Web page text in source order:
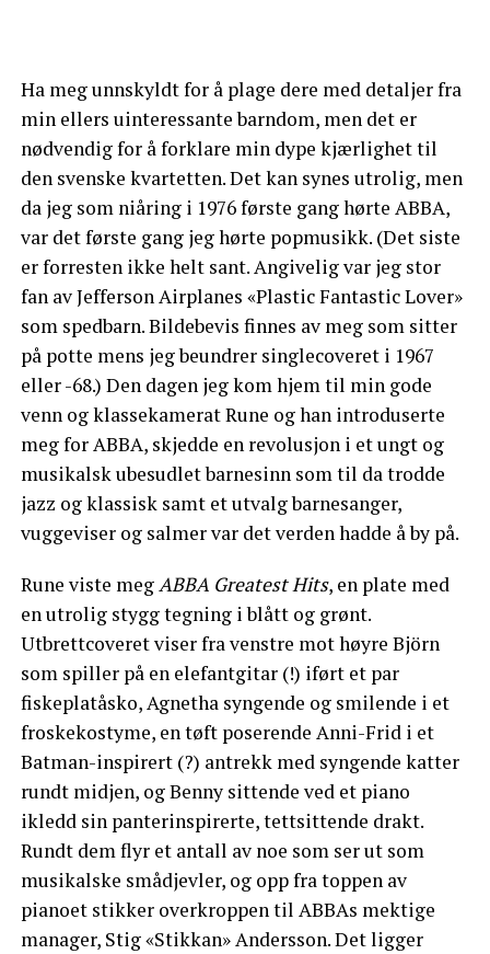
Ha meg unnskyldt for å plage dere med detaljer fra
min ellers uinteressante barndom, men det er
nødvendig for å forklare min dype kjærlighet til
den svenske kvartetten. Det kan synes utrolig, men
da jeg som niåring i 1976 første gang hørte ABBA,
var det første gang jeg hørte popmusikk. (Det siste
er forresten ikke helt sant. Angivelig var jeg stor
fan av Jefferson Airplanes «Plastic Fantastic Lover»
som spedbarn. Bildebevis finnes av meg som sitter
på potte mens jeg beundrer singlecoveret i 1967
eller -68.) Den dagen jeg kom hjem til min gode
venn og klassekamerat Rune og han introduserte
meg for ABBA, skjedde en revolusjon i et ungt og
musikalsk ubesudlet barnesinn som til da trodde
jazz og klassisk samt et utvalg barnesanger,
vuggeviser og salmer var det verden hadde å by på.
Rune viste megABBA Greatest Hits, en plate med
en utrolig stygg tegning i blått og grønt.
Utbrettcoveret viser fra venstre mot høyre Björn
som spiller på en elefantgitar (!) iført et par
fiskeplatåsko, Agnetha syngende og smilende i et
froskekostyme, en tøft poserende Anni-Frid i et
Batman-inspirert (?) antrekk med syngende katter
rundt midjen, og Benny sittende ved et piano
ikledd sin panterinspirerte, tettsittende drakt.
Rundt dem flyr et antall av noe som ser ut som
musikalske smådjevler, og opp fra toppen av
pianoet stikker overkroppen til ABBAs mektige
manager, Stig «Stikkan» Andersson. Det ligger